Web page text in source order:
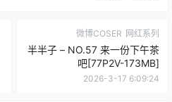
微博COSER 网红系列
半半子 – NO.57 来一份下午茶
吧[77P2V-173MB]
2026-3-17 6:09:24